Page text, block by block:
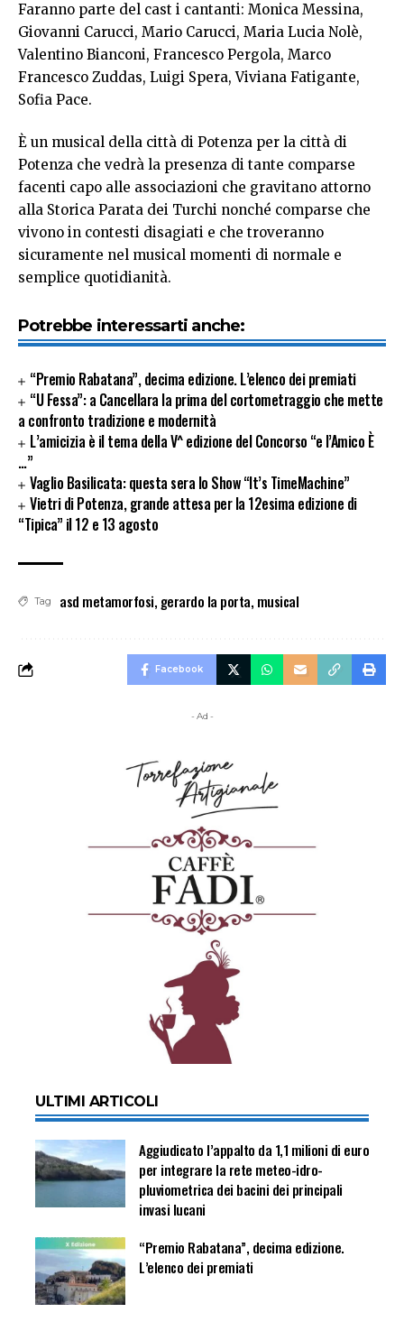
Faranno parte del cast i cantanti: Monica Messina,
Giovanni Carucci, Mario Carucci, Maria Lucia Nolè,
Valentino Bianconi, Francesco Pergola, Marco
Francesco Zuddas, Luigi Spera, Viviana Fatigante,
Sofia Pace.
È un musical della città di Potenza per la città di
Potenza che vedrà la presenza di tante comparse
facenti capo alle associazioni che gravitano attorno
alla Storica Parata dei Turchi nonché comparse che
vivono in contesti disagiati e che troveranno
sicuramente nel musical momenti di normale e
semplice quotidianità.
Potrebbe interessarti anche:
“Premio Rabatana”, decima edizione. L’elenco dei premiati
“U Fessa”: a Cancellara la prima del cortometraggio che mette
a confronto tradizione e modernità
L’amicizia è il tema della V^ edizione del Concorso “e l’Amico È
…”
Vaglio Basilicata: questa sera lo Show “It’s TimeMachine”
Vietri di Potenza, grande attesa per la 12esima edizione di
“Tipica” il 12 e 13 agosto
Tag asd metamorfosi, gerardo la porta, musical
Facebook
- Ad -
ULTIMI ARTICOLI
Aggiudicato l’appalto da 1,1 milioni di euro
per integrare la rete meteo-idro-
pluviometrica dei bacini dei principali
invasi lucani
“Premio Rabatana”, decima edizione.
L’elenco dei premiati